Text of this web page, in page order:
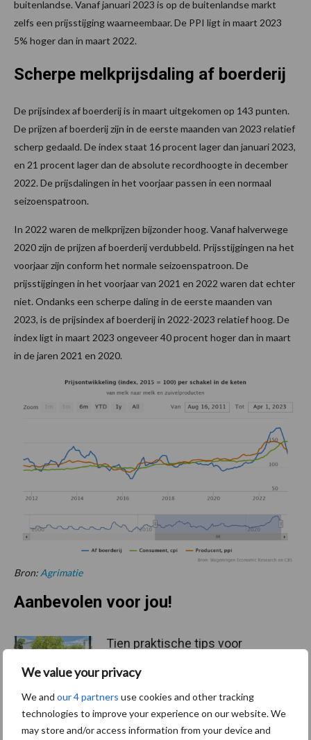
We value your privacy
We and our 4 partners use cookies and other tracking
technologies to improve your experience on our website. We
may store and/or access information from your device and
buitenlandse. Vanaf januari 2023 is op de buitenlandse markt
zelfs een prijsstijging waarneembaar. De PPI ligt in maart 2023
5% hoger dan in maart 2022.
Scherpe melkprijsdaling af boerderij
De prijsindex af boerderij is in maart uitgekomen op 143 punten.
De prijzen af boerderij zijn in de eerste maanden van 2023 relatief
scherp gedaald. De index staat 16 procent lager dan januari 2023,
en 21 procent lager dan de absolute recordhoogte in december
2022. De prijsdalingen in het voorjaar passen in een normaal
seizoenspatroon.
In 2022 waren de melkprijzen bijzonder hoog. Vanaf halverwege
2020 zijn de prijzen af boerderij verdubbeld. Prijsstijgingen na het
voorjaar zijn conform het normale seizoenspatroon. De
prijsstijgingen in het voorjaar van 2021 en 2022 waren dat echter
niet. Ondanks een scherpe daling in de eerste maanden van
2023, is de prijsindex af boerderij in 2022-2023 relatief hoog. De
index ligt in maart 2023 ongeveer 40 procent hoger dan in maart
in de jaren 2021 en 2020.
Bron: Agrimatie
Aanbevolen voor jou!
Tien praktische tips voor
“Vraag naar praktische